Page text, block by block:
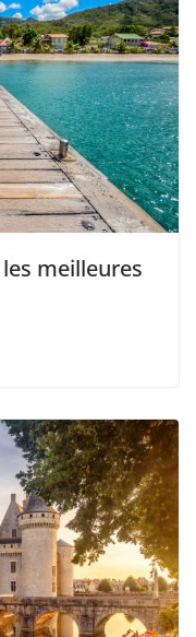
meilleures